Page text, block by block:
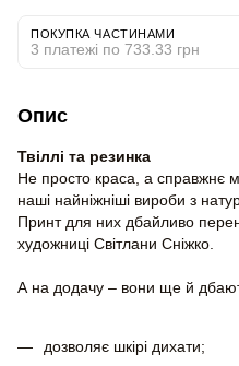
ПОКУПКА ЧАСТИНАМИ
3 платежі по 733.33 грн
Опис
Твіллі та резинка
Не просто краса, а справжнє
наші найніжніші вироби з
Принт для них дбайливо
художниці Світлани Сніжко.
А на додачу – вони ще й
дозволяє шкірі дихати;